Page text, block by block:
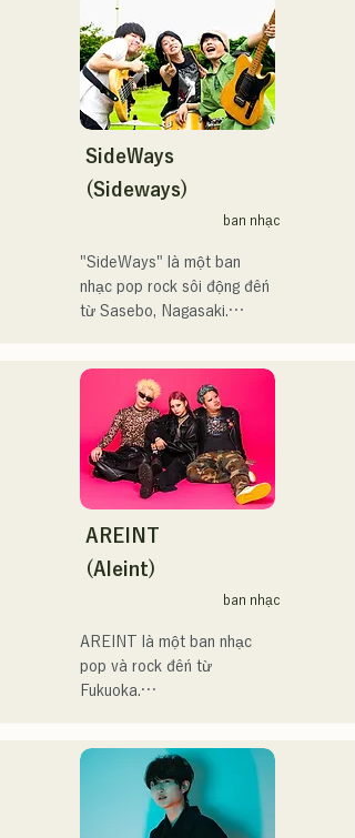
て」、FBS「福岡く
ん。」、「発見らくちゃ
く！」やFUKUOKA
STREET PARTY、
Hannibal Halloween Music
Festival ,sunset live2019、
鷹祭Summer Boostイベン
トステージにも出演。MCと
してはRugby World
cup2019 Public viewing、競
輪日本一ダービーの場内ア
ナウンス、ラグビー女子日
本代表世界大会スタジアム
滑走屋場内アナウンス、ク
リスマスアドベント、イス
ラデサルサ、福岡ウィニン
グスピリッツのスタジアム
DJ、金鷲旗、山笠関連イベ
ント、地域イベント、
summit)、福岡市武道館オー
プニング記念イベント,結婚
式様々な分野で活動。
す。
アーティストの日本人父と
アメリカ人母から生まれた
ードの繊細さを併せ持つ楽
曲を届けている。
コンセプトは、「等身大の
ままで。僕とあなたのため
の音楽を。」気持ちが落ち
まう時こそ聴いてほしい。
自分自身も迷いや葛藤を抱
作り物ではなく、ありのま
まの感情や言葉をそのまま
音楽にしている。
2024年10月より音楽活動を
福岡を中心にブッキングラ
イブや路上ライブなど精力
的に活動を行っている。
2025年11月22日にはファー
催。
SideWays
(Sideways)
ban nhạc
"SideWays" là một ban
nhạc pop rock sôi động đến
từ Sasebo, Nagasaki.
phát hành EP mới "Yume
Sen'ya" và bắt đầu chuyến
lưu diễn toàn quốc.
Hãy cùng thưởng thức
những bài hát vui nhộn
nhưng cũng có phần u sầu
của họ dựa trên tiểu thuyết!
AREINT
(Aleint)
ban nhạc
AREINT là một ban nhạc
pop và rock đến từ
Fukuoka.
hát mạnh mẽ, trẻ trung và
độc đáo của tay bass
SEIYA và tay trống SHO,